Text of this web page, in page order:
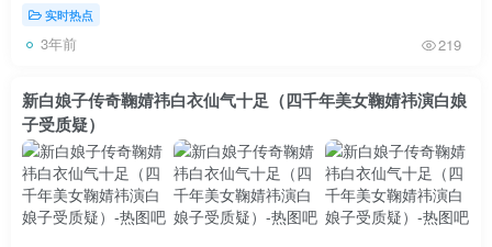
实时热点
3年前 219
新白娘子传奇鞠婧祎白衣仙气十足（四千年美女鞠婧祎演白娘
子受质疑）